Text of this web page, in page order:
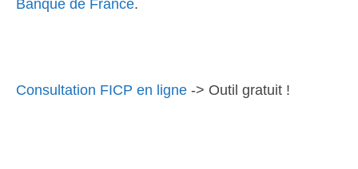
Banque de France.
Consultation FICP en ligne -> Outil gratuit !